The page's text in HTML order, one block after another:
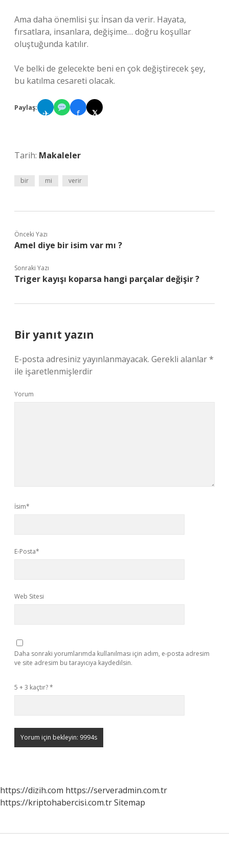
Ama daha önemlisi şu: İnsan da verir. Hayata,
fırsatlara, insanlara, değişime… doğru koşullar
oluştuğunda katılır.
Ve belki de gelecekte beni en çok değiştirecek şey,
bu katılma cesareti olacak.
Paylaş:
✈ f 𝕏
Tarih: Makaleler
bir mi verir
Önceki Yazı
Amel diye bir isim var mı ?
Sonraki Yazı
Triger kayışı koparsa hangi parçalar değişir ?
Bir yanıt yazın
E-posta adresiniz yayınlanmayacak. Gerekli alanlar*
ile işaretlenmişlerdir
Yorum
İsim*
E-Posta*
Web Sitesi
Daha sonraki yorumlarımda kullanılması için adım, e-posta adresim
ve site adresim bu tarayıcıya kaydedilsin.
5 + 3 kaçtır?*
https://dizih.com https://serveradmin.com.tr
https://kriptohabercisi.com.trSitemap